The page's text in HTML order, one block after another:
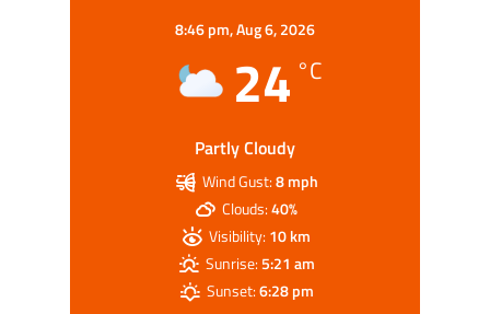
8:46 pm,Aug 6, 2026
24 °C
Partly Cloudy
Wind Gust:8 mph
Clouds:40%
Visibility:10 km
Sunrise:5:21 am
Sunset:6:28 pm